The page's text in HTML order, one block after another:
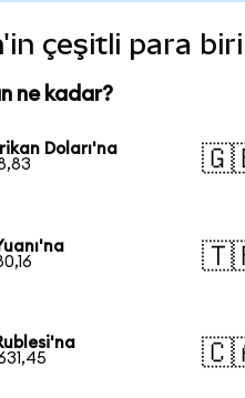
çeşitli para
ne kadar?
Doları'na